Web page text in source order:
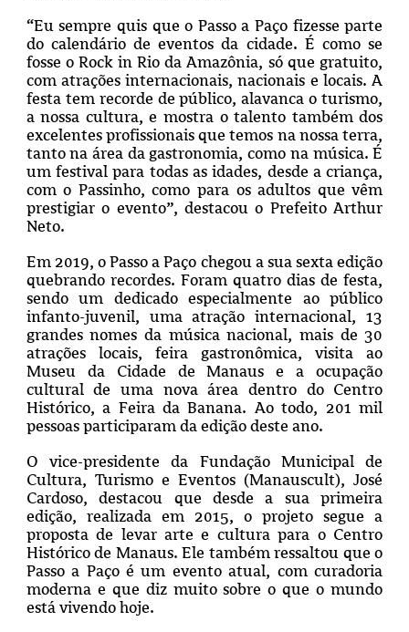
“Eu sempre quis que o Passo a Paço fizesse parte
do calendário de eventos da cidade. É como se
fosse o Rock in Rio da Amazônia, só que gratuito,
com atrações internacionais, nacionais e locais. A
festa tem recorde de público, alavanca o turismo,
a nossa cultura, e mostra o talento também dos
excelentes profissionais que temos na nossa terra,
tanto na área da gastronomia, como na música. É
um festival para todas as idades, desde a criança,
com o Passinho, como para os adultos que vêm
prestigiar o evento”, destacou o Prefeito Arthur
Neto.
Em 2019, o Passo a Paço chegou a sua sexta edição
quebrando recordes. Foram quatro dias de festa,
sendo um dedicado especialmente ao público
infanto-juvenil, uma atração internacional, 13
grandes nomes da música nacional, mais de 30
atrações locais, feira gastronômica, visita ao
Museu da Cidade de Manaus e a ocupação
cultural de uma nova área dentro do Centro
Histórico, a Feira da Banana. Ao todo, 201 mil
pessoas participaram da edição deste ano.
O vice-presidente da Fundação Municipal de
Cultura, Turismo e Eventos (Manauscult), José
Cardoso, destacou que desde a sua primeira
edição, realizada em 2015, o projeto segue a
proposta de levar arte e cultura para o Centro
Histórico de Manaus. Ele também ressaltou que o
Passo a Paço é um evento atual, com curadoria
moderna e que diz muito sobre o que o mundo
está vivendo hoje.